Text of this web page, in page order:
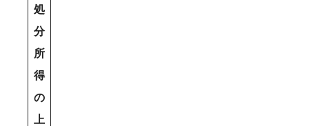
処
分
所
得
の
上